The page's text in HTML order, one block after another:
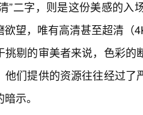
”二字，则是这份美感的
欲望，唯有高清甚至超清（
挑剔的审美者来说，色彩
他们提供的资源往往经过
示。